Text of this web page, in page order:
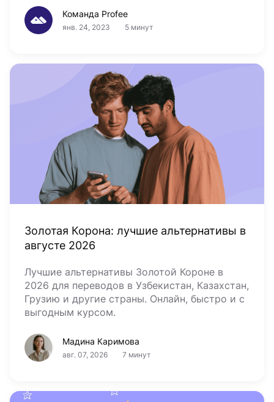
Команда Profee
янв. 24, 2023 5 минут
Золотая Корона: лучшие альтернативы в
августе 2026
Лучшие альтернативы Золотой Короне в
2026 для переводов в Узбекистан, Казахстан,
Грузию и другие страны. Онлайн, быстро и с
выгодным курсом.
Мадина Каримова
авг. 07, 2026 7 минут